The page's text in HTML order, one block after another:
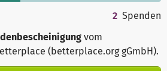
2 Spenden
vom
(betterplace.org gGmbH).